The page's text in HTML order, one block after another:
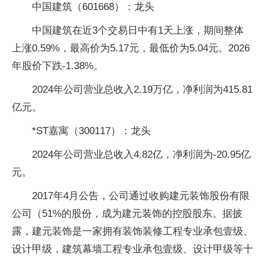
中国建筑（601668）：龙头
中国建筑在近3个交易日中有1天上涨，期间整体
上涨0.59%，最高价为5.17元，最低价为5.04元。2026
年股价下跌-1.38%。
2024年公司营业总收入2.19万亿，净利润为415.81
亿元。
*ST嘉寓（300117）：龙头
2024年公司营业总收入4.82亿，净利润为-20.95亿
元。
2017年4月公告，公司通过收购建元装饰股份有限
公司（51%的股份，成为建元装饰的控股股东。据披
露，建元装饰是一家拥有装饰装修工程专业承包壹级、
设计甲级，建筑幕墙工程专业承包壹级、设计甲级等十